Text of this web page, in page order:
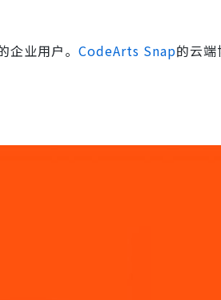
业用户。 CodeArts Snap的云